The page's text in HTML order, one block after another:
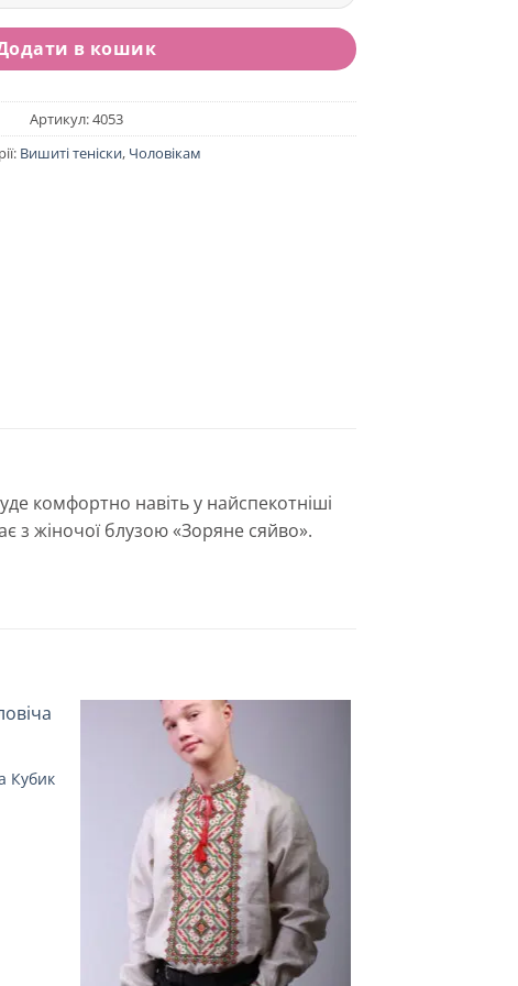
в кошик
Артикул:4053
Вишиті теніски, Чоловікам
комфортно навіть у найспекотніші
з жіночої блузою «Зоряне сяйво».
Кубик